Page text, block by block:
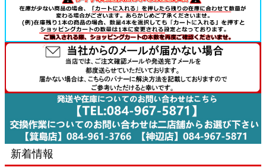
新着情報